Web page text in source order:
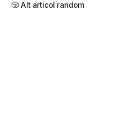
🎲 Alt articol random